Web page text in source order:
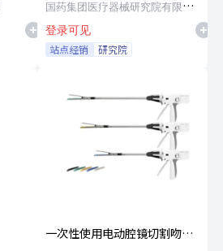
国药集团医疗器械研究院有限公
司
登录可见
站点经销 研究院
一次性使用电动腔镜切割吻合